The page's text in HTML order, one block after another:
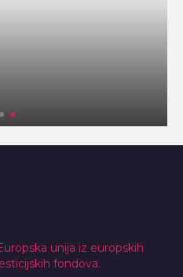
unija iz europskih
fondova.